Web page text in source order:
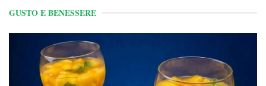
GUSTO E BENESSERE